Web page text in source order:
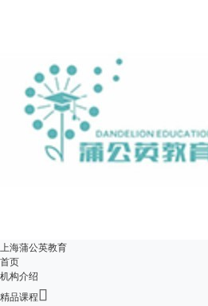
上海蒲公英教育
首页
机构介绍
精品课程